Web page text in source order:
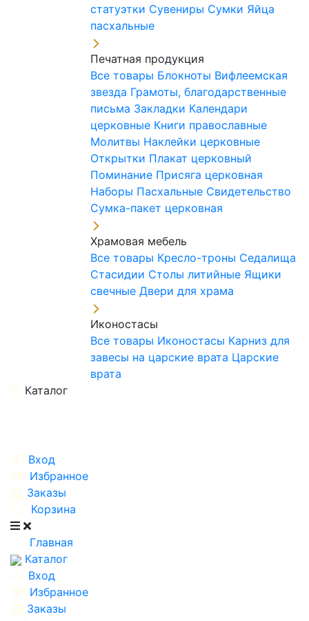
статуэтки Сувениры Сумки Яйца
пасхальные
Печатная продукция
Все товары Блокноты Вифлеемская
звезда Грамоты, благодарственные
письма Закладки Календари
церковные Книги православные
Молитвы Наклейки церковные
Открытки Плакат церковный
Поминание Присяга церковная
Наборы Пасхальные Свидетельство
Сумка-пакет церковная
Храмовая мебель
Все товары Кресло-троны Седалища
Стасидии Столы литийные Ящики
свечные Двери для храма
Иконостасы
Все товары Иконостасы Карниз для
завесы на царские врата Царские
врата
Каталог
Вход
Избранное
Заказы
Корзина
Главная
Каталог
Вход
Избранное
Заказы